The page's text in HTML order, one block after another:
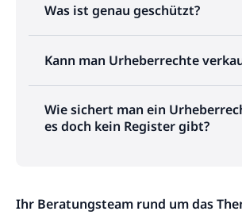
Was ist genau geschützt?
Kann man Urheberrechte
Wie sichert man ein
es doch kein Register gibt?
Ihr Beratungsteam rund um das